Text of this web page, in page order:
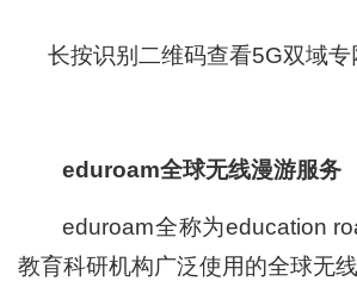
长按识别二维码查看5G双域专
eduroam全球无线漫游服务
eduroam全称为education
教育科研机构广泛使用的全球无